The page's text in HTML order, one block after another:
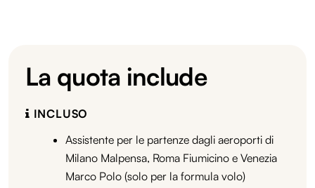
La quota include
INCLUSO
Assistente per le partenze dagli aeroporti di
Milano Malpensa, Roma Fiumicino e Venezia
Marco Polo (solo per la formula volo)